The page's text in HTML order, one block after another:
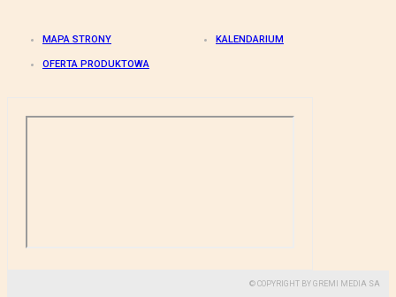
MAPA STRONY KALENDARIUM
OFERTA PRODUKTOWA
© COPYRIGHT BY GREMI MEDIA SA